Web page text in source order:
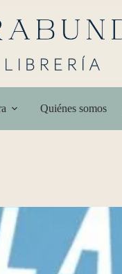
Quiénes somos